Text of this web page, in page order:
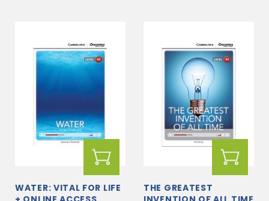
WATER: VITAL FOR LIFE
THE GREATEST